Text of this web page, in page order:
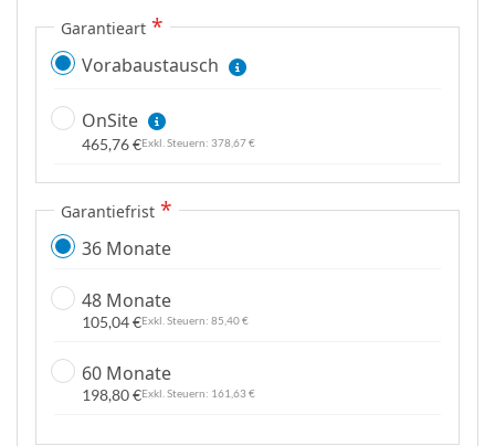
Garantieart
Vorabaustausch
OnSite
465,76 € 378,67 €
Garantiefrist
36 Monate
48 Monate
105,04 € 85,40 €
60 Monate
198,80 € 161,63 €